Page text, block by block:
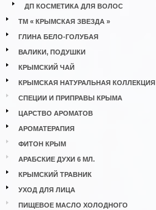
ДП КОСМЕТИКА ДЛЯ ВОЛОС
ТМ « КРЫМСКАЯ ЗВЕЗДА »
ГЛИНА БЕЛО-ГОЛУБАЯ
ВАЛИКИ, ПОДУШКИ
КРЫМСКИЙ ЧАЙ
КРЫМСКАЯ НАТУРАЛЬНАЯ КОЛЛЕКЦИЯ
СПЕЦИИ И ПРИПРАВЫ КРЫМА
ЦАРСТВО АРОМАТОВ
АРОМАТЕРАПИЯ
ФИТОН КРЫМ
АРАБСКИЕ ДУХИ 6 МЛ.
КРЫМСКИЙ ТРАВНИК
УХОД ДЛЯ ЛИЦА
ПИЩЕВОЕ МАСЛО ХОЛОДНОГО